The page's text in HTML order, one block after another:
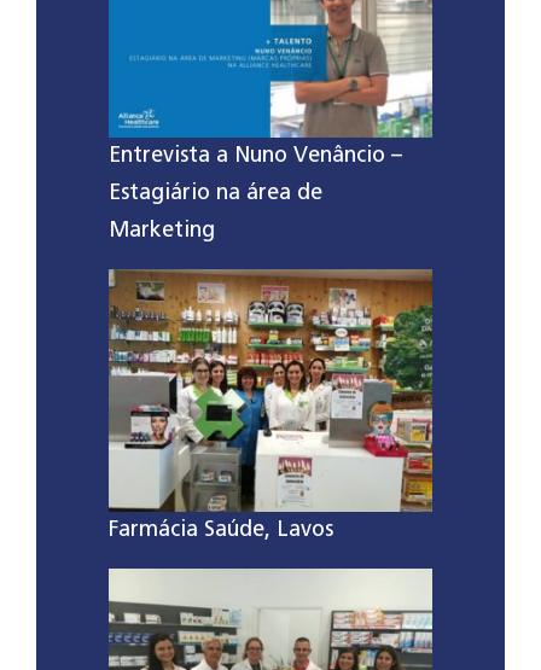
Entrevista a Nuno Venâncio –
Estagiário na área de
Marketing
Farmácia Saúde, Lavos